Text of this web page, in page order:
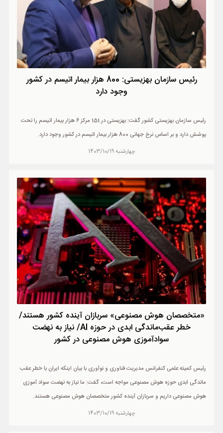
رئیس سازمان بهزیستی: 800 هزار بیمار اتیسم در کشور
وجود دارد
رئیس سازمان بهزیستی کشور گفت: بهزیستی در 151 مرکز 6 هزار بیمار اتیسم را تحت
پوشش دارد و بر اساس نرخ جهانی 800 هزار بیمار اتیسم در کشور وجود دارد.
چهارشنبه 1403/10/19
«متخصصان هوش مصنوعی» سربازان آینده کشور هستند/
خطر عقب‌ماندگی ابدی در حوزه AI/ نیاز به نهضت
سوادآموزی هوش مصنوعی در کشور
رئیس کمیته علمی کنفرانس مدیریت فناوری و نوآوری با بیان اینکه ایران با خطر عقب
ماندگی ابدی حوزه هوش مصنوعی مواجه است، گفت: ما نیاز به نهضت سواد آموزی
هوش مصنوعی داریم و سربازان آینده کشور متخصصان هوش مصنوعی هستند.
چهارشنبه 1403/10/19